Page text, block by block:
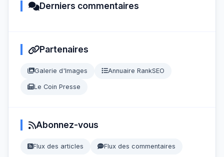
Derniers commentaires
Partenaires
Galerie d'Images Annuaire RankSEO
Le Coin Presse
Abonnez-vous
Flux des articles Flux des commentaires